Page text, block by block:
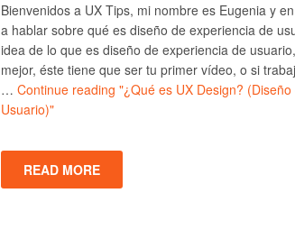
Bienvenidos a UX Tips, mi nombre es Eugenia y
a hablar sobre qué es diseño de experiencia de
idea de lo que es diseño de experiencia de
mejor, éste tiene que ser tu primer vídeo, o si
… Continue reading "¿Qué es UX Design?
Usuario)"
READ MORE